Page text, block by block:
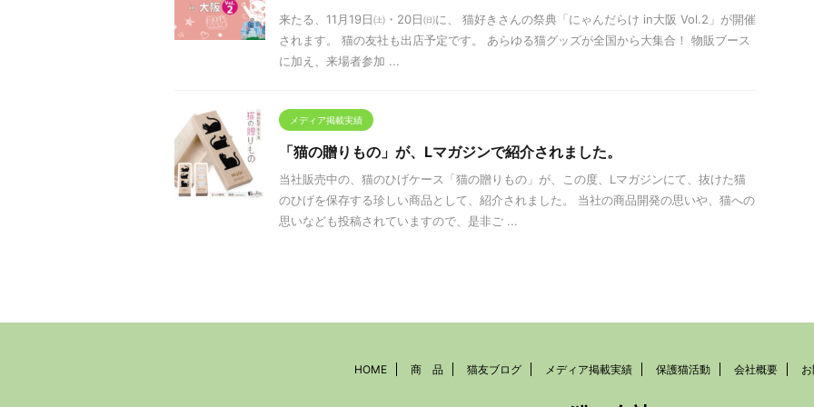
来たる、11月19日㈯・20日㈰に、 猫好きさんの祭典「にゃんだらけ in大阪 Vol.2」が開催
されます。 猫の友社も出店予定です。 あらゆる猫グッズが全国から大集合！ 物販ブース
に加え、来場者参加 ...
メディア掲載実績
「猫の贈りもの」が、Lマガジンで紹介されました。
当社販売中の、猫のひげケース「猫の贈りもの」が、この度、Lマガジンにて、抜けた猫
のひげを保存する珍しい商品として、紹介されました。 当社の商品開発の思いや、猫への
思いなども投稿されていますので、是非ご ...
HOME 商 品 猫友ブログ メディア掲載実績 保護猫活動 会社概要